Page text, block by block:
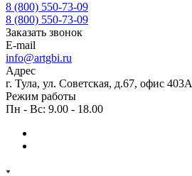
8 (800) 550-73-09
8 (800) 550-73-09
Заказать звонок
E-mail
info@artgbi.ru
Адрес
г. Тула, ул. Советская, д.67, офис 403А
Режим работы
Пн - Вс: 9.00 - 18.00